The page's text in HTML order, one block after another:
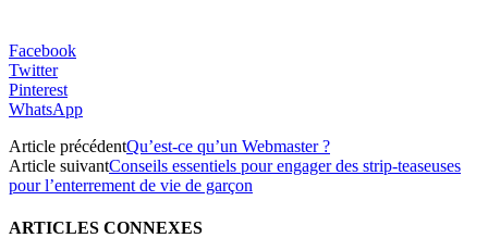
Facebook
Twitter
Pinterest
WhatsApp
Article précédentQu’est-ce qu’un Webmaster ?
Article suivantConseils essentiels pour engager des strip-teaseuses
pour l’enterrement de vie de garçon
ARTICLES CONNEXES